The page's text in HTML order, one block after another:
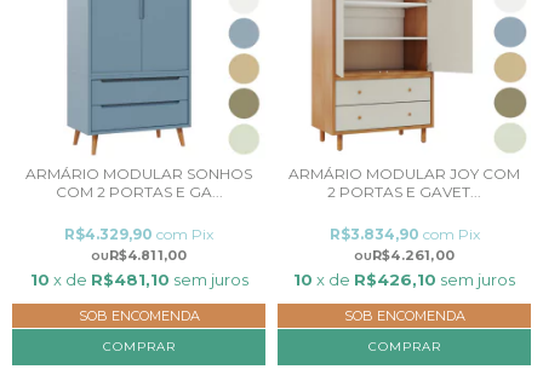
ARMÁRIO MODULAR SONHOS
COM 2 PORTAS E GA...
R$4.811,00
R$4.329,90 com Pix
10 x de R$481,10 sem juros
SOB ENCOMENDA
COMPRAR
ARMÁRIO MODULAR JOY COM
2 PORTAS E GAVET...
R$4.261,00
R$3.834,90 com Pix
10 x de R$426,10 sem juros
SOB ENCOMENDA
COMPRAR